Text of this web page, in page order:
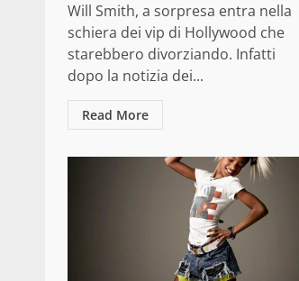
Will Smith, a sorpresa entra nella
schiera dei vip di Hollywood che
starebbero divorziando. Infatti
dopo la notizia dei...
Read More